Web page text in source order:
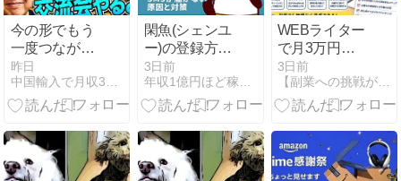
今の形でもう
一度つなが
る。NBC夏の
交流同窓会を
開催します
昨日
中国輸入で月収30万を稼ぎ続ける為のノウハウが学べるブログ
閑魚(シェンユ
ー)の登録方法
｜日本から作
る手順と登録
できない時の
3日前
年収1億円ほど稼いだ！中国輸入のノウハウが無料で学べるブログ
WEBライター
で月3万円稼
ぐロードマッ
プ【初心者か
ら達成する方
3日前
【副業への挑戦がリーマンの生きがい】